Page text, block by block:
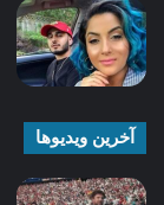
آخرین ویدیوها